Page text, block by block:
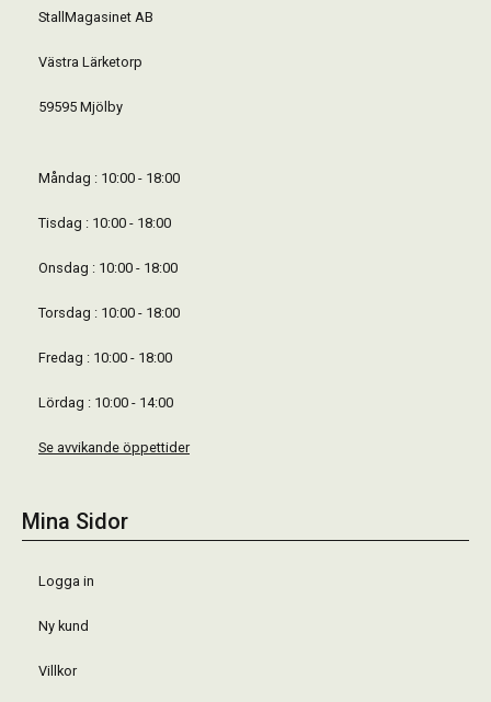
StallMagasinet AB
Västra Lärketorp
59595 Mjölby
Måndag : 10:00 - 18:00
Tisdag : 10:00 - 18:00
Onsdag : 10:00 - 18:00
Torsdag : 10:00 - 18:00
Fredag : 10:00 - 18:00
Lördag : 10:00 - 14:00
Se avvikande öppettider
Mina Sidor
Logga in
Ny kund
Villkor